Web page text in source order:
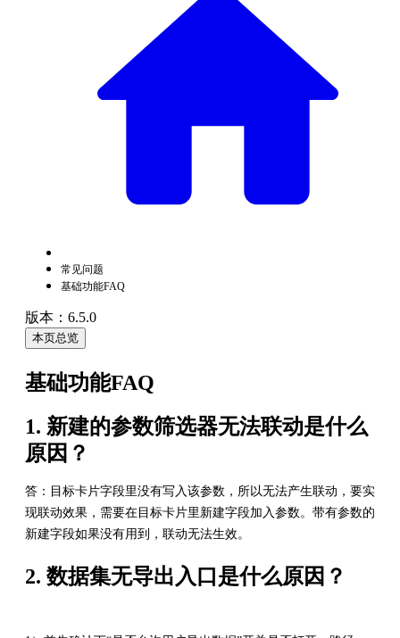
常见问题
基础功能FAQ
版本：6.5.0
本页总览
基础功能FAQ
1. 新建的参数筛选器无法联动是什么
原因？
答：目标卡片字段里没有写入该参数，所以无法产生联动，要实
现联动效果，需要在目标卡片里新建字段加入参数。带有参数的
新建字段如果没有用到，联动无法生效。
2. 数据集无导出入口是什么原因？